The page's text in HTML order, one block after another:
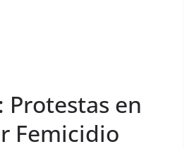
Protestas en
Femicidio